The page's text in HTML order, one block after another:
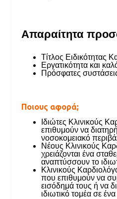
Απαραίτητα
Τίτλος Ειδικότητας
Εργατικότητα και
Πρόσφατες
Ποιους αφορά;
Ιδιώτες Κλινικούς
επιθυμούν να
νοσοκομειακό
Νέους Κλινικούς
χρειάζονται ένα
αναπτύσσουν το
Κλινικούς
που επιθυμούν να
εισόδημά τους ή να
ιδιωτικό τομέα σε